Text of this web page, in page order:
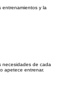
entrenamientos y la
necesidades de cada
apetece entrenar.